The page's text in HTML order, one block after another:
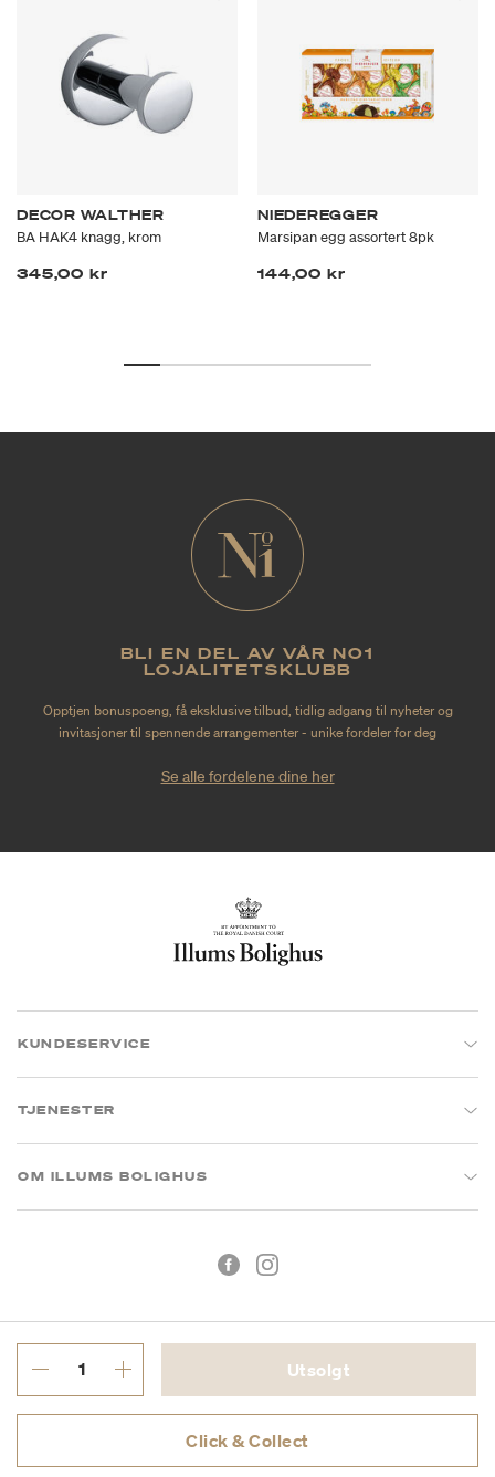
Utsolgt
Click & Collect
DECOR WALTHER
BA HAK4 knagg, krom
345,00 kr
NIEDEREGGER
Marsipan egg assortert 8pk
144,00 kr
BLI EN DEL AV VÅR NO1
LOJALITETSKLUBB
Opptjen bonuspoeng, få eksklusive tilbud, tidlig adgang til nyheter og
invitasjoner til spennende arrangementer - unike fordeler for deg
Se alle fordelene dine her
KUNDESERVICE
TJENESTER
OM ILLUMS BOLIGHUS
MVA: 993 075 930